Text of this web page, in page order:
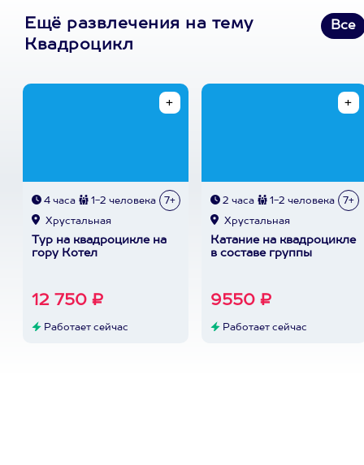
Ещё развлечения на тему
Квадроцикл
Все
4 часа 1-2 человека 7+
Хрустальная
Тур на квадроцикле на
гору Котел
12 750 ₽
Работает сейчас
2 часа 1-2 человека 7+
Хрустальная
Катание на квадроцикле
в составе группы
9550 ₽
Работает сейчас